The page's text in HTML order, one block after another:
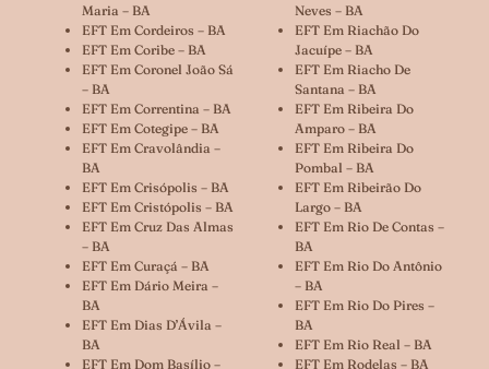
Maria – BA
EFT Em Cordeiros – BA
EFT Em Coribe – BA
EFT Em Coronel João Sá
– BA
EFT Em Correntina – BA
EFT Em Cotegipe – BA
EFT Em Cravolândia –
BA
EFT Em Crisópolis – BA
EFT Em Cristópolis – BA
EFT Em Cruz Das Almas
– BA
EFT Em Curaçá – BA
EFT Em Dário Meira –
BA
EFT Em Dias D’Ávila –
BA
EFT Em Dom Basílio –
Neves – BA
EFT Em Riachão Do
Jacuípe – BA
EFT Em Riacho De
Santana – BA
EFT Em Ribeira Do
Amparo – BA
EFT Em Ribeira Do
Pombal – BA
EFT Em Ribeirão Do
Largo – BA
EFT Em Rio De Contas –
BA
EFT Em Rio Do Antônio
– BA
EFT Em Rio Do Pires –
BA
EFT Em Rio Real – BA
EFT Em Rodelas – BA